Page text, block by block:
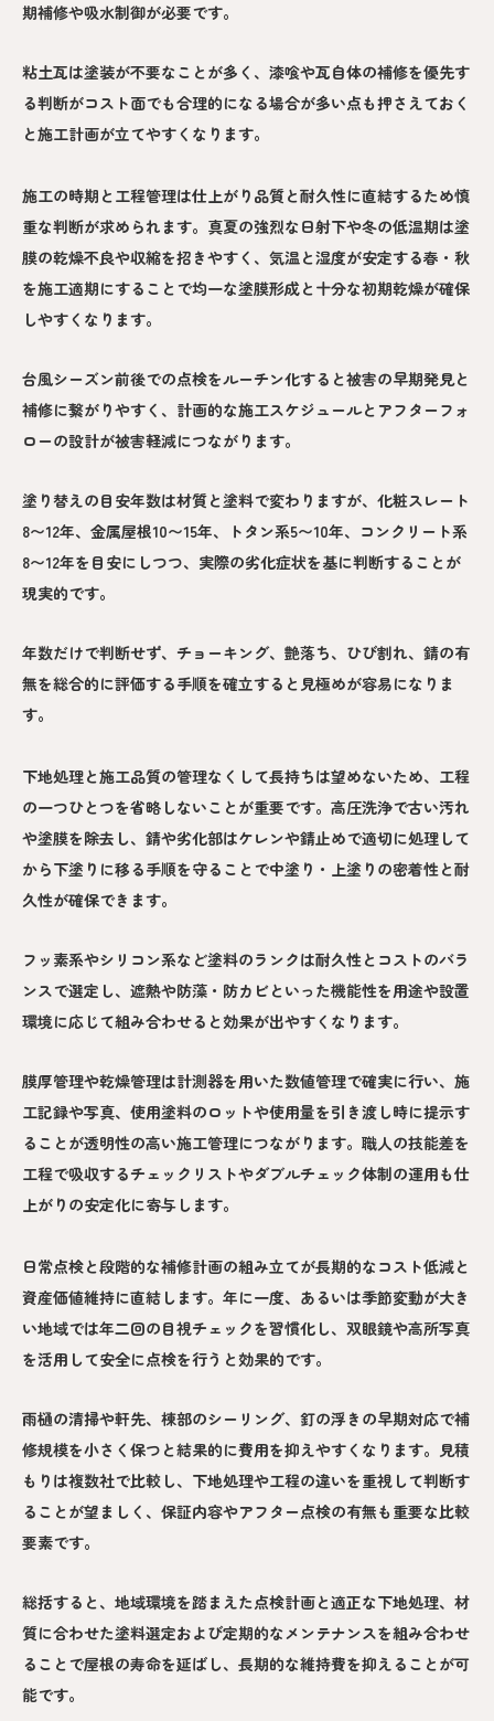
期補修や吸水制御が必要です。
粘土瓦は塗装が不要なことが多く、漆喰や瓦自体の補修を優先す
る判断がコスト面でも合理的になる場合が多い点も押さえておく
と施工計画が立てやすくなります。
施工の時期と工程管理は仕上がり品質と耐久性に直結するため慎
重な判断が求められます。真夏の強烈な日射下や冬の低温期は塗
膜の乾燥不良や収縮を招きやすく、気温と湿度が安定する春・秋
を施工適期にすることで均一な塗膜形成と十分な初期乾燥が確保
しやすくなります。
台風シーズン前後での点検をルーチン化すると被害の早期発見と
補修に繋がりやすく、計画的な施工スケジュールとアフターフォ
ローの設計が被害軽減につながります。
塗り替えの目安年数は材質と塗料で変わりますが、化粧スレート
8〜12年、金属屋根10〜15年、トタン系5〜10年、コンクリート系
8〜12年を目安にしつつ、実際の劣化症状を基に判断することが
現実的です。
年数だけで判断せず、チョーキング、艶落ち、ひび割れ、錆の有
無を総合的に評価する手順を確立すると見極めが容易になりま
す。
下地処理と施工品質の管理なくして長持ちは望めないため、工程
の一つひとつを省略しないことが重要です。高圧洗浄で古い汚れ
や塗膜を除去し、錆や劣化部はケレンや錆止めで適切に処理して
から下塗りに移る手順を守ることで中塗り・上塗りの密着性と耐
久性が確保できます。
フッ素系やシリコン系など塗料のランクは耐久性とコストのバラ
ンスで選定し、遮熱や防藻・防カビといった機能性を用途や設置
環境に応じて組み合わせると効果が出やすくなります。
膜厚管理や乾燥管理は計測器を用いた数値管理で確実に行い、施
工記録や写真、使用塗料のロットや使用量を引き渡し時に提示す
ることが透明性の高い施工管理につながります。職人の技能差を
工程で吸収するチェックリストやダブルチェック体制の運用も仕
上がりの安定化に寄与します。
日常点検と段階的な補修計画の組み立てが長期的なコスト低減と
資産価値維持に直結します。年に一度、あるいは季節変動が大き
い地域では年二回の目視チェックを習慣化し、双眼鏡や高所写真
を活用して安全に点検を行うと効果的です。
雨樋の清掃や軒先、棟部のシーリング、釘の浮きの早期対応で補
修規模を小さく保つと結果的に費用を抑えやすくなります。見積
もりは複数社で比較し、下地処理や工程の違いを重視して判断す
ることが望ましく、保証内容やアフター点検の有無も重要な比較
要素です。
総括すると、地域環境を踏まえた点検計画と適正な下地処理、材
質に合わせた塗料選定および定期的なメンテナンスを組み合わせ
ることで屋根の寿命を延ばし、長期的な維持費を抑えることが可
能です。